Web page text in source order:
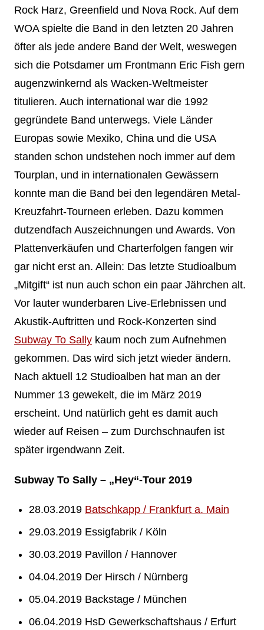
Rock Harz, Greenfield und Nova Rock. Auf dem
WOA spielte die Band in den letzten 20 Jahren
öfter als jede andere Band der Welt, weswegen
sich die Potsdamer um Frontmann Eric Fish gern
augenzwinkernd als Wacken-Weltmeister
titulieren. Auch international war die 1992
gegründete Band unterwegs. Viele Länder
Europas sowie Mexiko, China und die USA
standen schon undstehen noch immer auf dem
Tourplan, und in internationalen Gewässern
konnte man die Band bei den legendären Metal-
Kreuzfahrt-Tourneen erleben. Dazu kommen
dutzendfach Auszeichnungen und Awards. Von
Plattenverkäufen und Charterfolgen fangen wir
gar nicht erst an. Allein: Das letzte Studioalbum
„Mitgift“ ist nun auch schon ein paar Jährchen alt.
Vor lauter wunderbaren Live-Erlebnissen und
Akustik-Auftritten und Rock-Konzerten sind
Subway To Sallykaum noch zum Aufnehmen
gekommen. Das wird sich jetzt wieder ändern.
Nach aktuell 12 Studioalben hat man an der
Nummer 13 gewekelt, die im März 2019
erscheint. Und natürlich geht es damit auch
wieder auf Reisen – zum Durchschnaufen ist
später irgendwann Zeit.
Subway To Sally – „Hey“-Tour 2019
28.03.2019 Batschkapp / Frankfurt a. Main
29.03.2019 Essigfabrik / Köln
30.03.2019 Pavillon / Hannover
04.04.2019 Der Hirsch / Nürnberg
05.04.2019 Backstage / München
06.04.2019 HsD Gewerkschaftshaus / Erfurt